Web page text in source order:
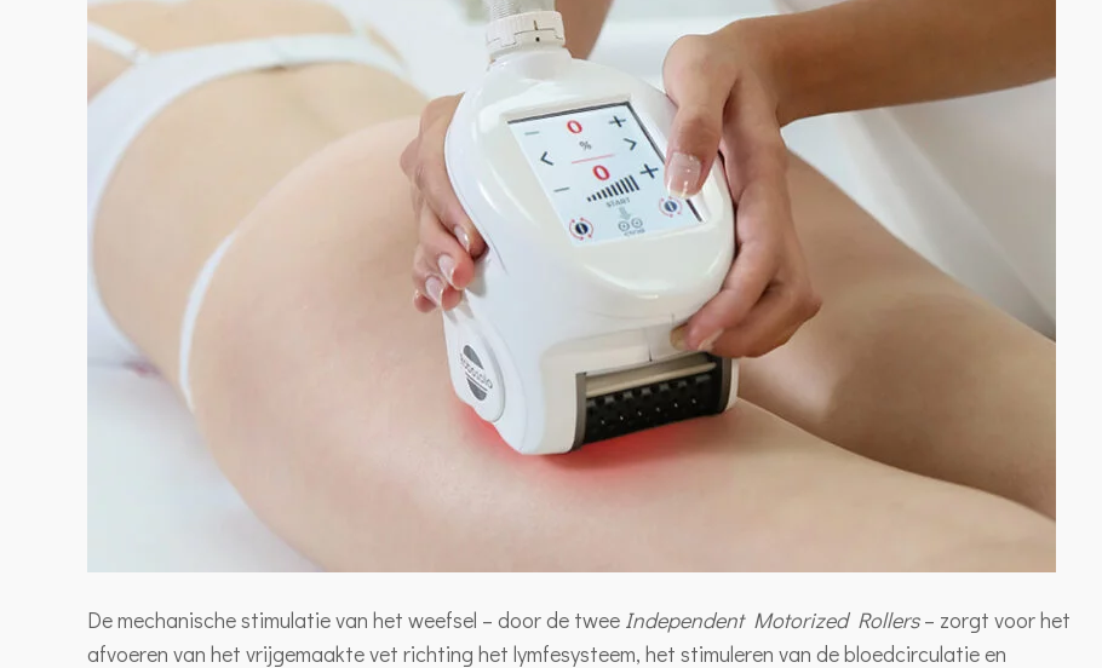
De mechanische stimulatie van het weefsel – door de twee Independent Motorized Rollers– zorgt voor het
afvoeren van het vrijgemaakte vet richting het lymfesysteem, het stimuleren van de bloedcirculatie en